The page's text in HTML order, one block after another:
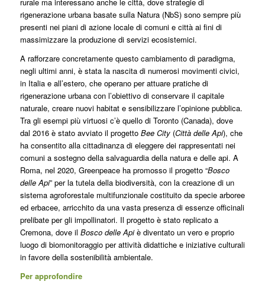
rigenerazione urbana basate sulla Natura (NbS) sono sempre più
presenti nei piani di azione locale di comuni e città ai fini di
massimizzare la produzione di servizi ecosistemici.
A rafforzare concretamente questo cambiamento di paradigma,
negli ultimi anni, è stata la nascita di numerosi movimenti civici,
in Italia e all’estero, che operano per attuare pratiche di
rigenerazione urbana con l’obiettivo di conservare il capitale
naturale, creare nuovi habitat e sensibilizzare l’opinione pubblica.
Tra gli esempi più virtuosi c’è quello di Toronto (Canada), dove
dal 2016 è stato avviato il progetto Bee City(Città delle Api), che
ha consentito alla cittadinanza di eleggere dei rappresentati nei
comuni a sostegno della salvaguardia della natura e delle api. A
Roma, nel 2020, Greenpeace ha promosso il progetto “Bosco
delle Api” per la tutela della biodiversità, con la creazione di un
sistema agroforestale multifunzionale costituito da specie arboree
ed erbacee, arricchito da una vasta presenza di essenze officinali
prelibate per gli impollinatori. Il progetto è stato replicato a
Cremona, dove il Bosco delle Apiè diventato un vero e proprio
luogo di biomonitoraggio per attività didattiche e iniziative culturali
in favore della sostenibilità ambientale.
Per approfondire